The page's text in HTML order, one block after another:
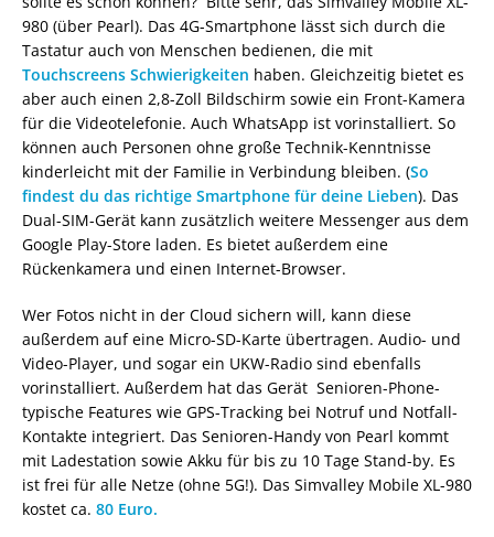
980 (über Pearl). Das 4G-Smartphone lässt sich durch die
Tastatur auch von Menschen bedienen, die mit
Touchscreens Schwierigkeiten haben. Gleichzeitig bietet es
aber auch einen 2,8-Zoll Bildschirm sowie ein Front-Kamera
für die Videotelefonie. Auch WhatsApp ist vorinstalliert. So
können auch Personen ohne große Technik-Kenntnisse
kinderleicht mit der Familie in Verbindung bleiben. (So
findest du das richtige Smartphone für deine Lieben). Das
Dual-SIM-Gerät kann zusätzlich weitere Messenger aus dem
Google Play-Store laden. Es bietet außerdem eine
Rückenkamera und einen Internet-Browser.
Wer Fotos nicht in der Cloud sichern will, kann diese
außerdem auf eine Micro-SD-Karte übertragen. Audio- und
Video-Player, und sogar ein UKW-Radio sind ebenfalls
vorinstalliert. Außerdem hat das Gerät Senioren-Phone-
typische Features wie GPS-Tracking bei Notruf und Notfall-
Kontakte integriert. Das Senioren-Handy von Pearl kommt
mit Ladestation sowie Akku für bis zu 10 Tage Stand-by. Es
ist frei für alle Netze (ohne 5G!). Das Simvalley Mobile XL-980
kostet ca. 80 Euro.